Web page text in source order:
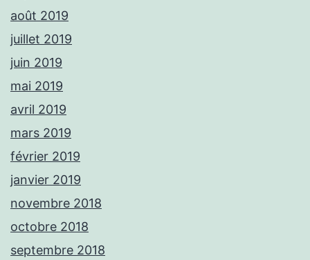
août 2019
juillet 2019
juin 2019
mai 2019
avril 2019
mars 2019
février 2019
janvier 2019
novembre 2018
octobre 2018
septembre 2018